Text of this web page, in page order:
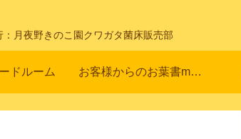
：月夜野きのこ園クワガタ菌床販売部
ドルーム お客様からのお葉書m(_ _)m